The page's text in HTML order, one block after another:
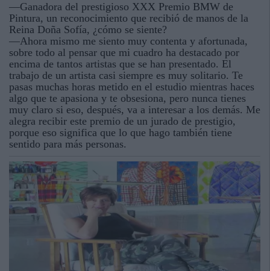
—Ganadora del prestigioso XXX Premio BMW de
Pintura, un reconocimiento que recibió de manos de la
Reina Doña Sofía, ¿cómo se siente?
—Ahora mismo me siento muy contenta y afortunada,
sobre todo al pensar que mi cuadro ha destacado por
encima de tantos artistas que se han presentado. El
trabajo de un artista casi siempre es muy solitario. Te
pasas muchas horas metido en el estudio mientras haces
algo que te apasiona y te obsesiona, pero nunca tienes
muy claro si eso, después, va a interesar a los demás. Me
alegra recibir este premio de un jurado de prestigio,
porque eso significa que lo que hago también tiene
sentido para más personas.